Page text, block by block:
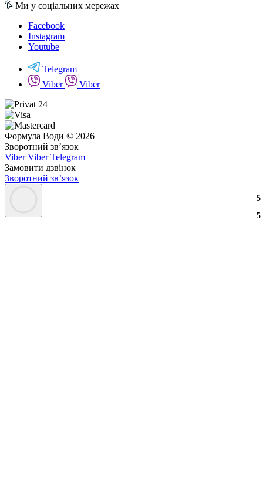
3
3
2
2
3
3
5
5
Ми у соціальних мережах
Facebook
Instagram
Youtube
Telegram
Viber
Viber
Формула Води © 2026
Зворотний зв’язок
Viber Viber Telegram
Замовити дзвінок
Зворотний зв’язок